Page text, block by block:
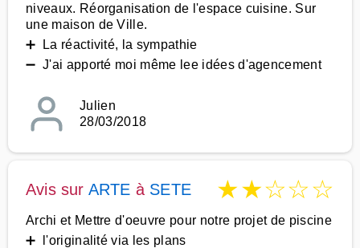
niveaux. Réorganisation de l'espace cuisine. Sur
une maison de Ville.
➕ La réactivité, la sympathie
➖ J'ai apporté moi même lee idées d'agencement
Julien
28/03/2018
Avis sur ARTE à SETE ★★☆☆☆
Archi et Mettre d'oeuvre pour notre projet de piscine
➕ l'originalité via les plans